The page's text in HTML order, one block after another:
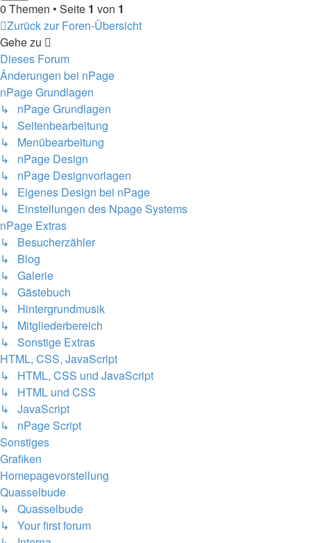
0 Themen • Seite 1 von 1
Zurück zur Foren-Übersicht
Gehe zu
Dieses Forum
Änderungen bei nPage
nPage Grundlagen
↳ nPage Grundlagen
↳ Seitenbearbeitung
↳ Menübearbeitung
↳ nPage Design
↳ nPage Designvorlagen
↳ Eigenes Design bei nPage
↳ Einstellungen des Npage Systems
nPage Extras
↳ Besucherzähler
↳ Blog
↳ Galerie
↳ Gästebuch
↳ Hintergrundmusik
↳ Mitgliederbereich
↳ Sonstige Extras
HTML, CSS, JavaScript
↳ HTML, CSS und JavaScript
↳ HTML und CSS
↳ JavaScript
↳ nPage Script
Sonstiges
Grafiken
Homepagevorstellung
Quasselbude
↳ Quasselbude
↳ Your first forum